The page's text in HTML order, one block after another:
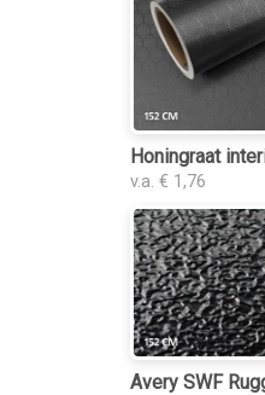
Honingraat
v.a. € 1,76
Avery SWF